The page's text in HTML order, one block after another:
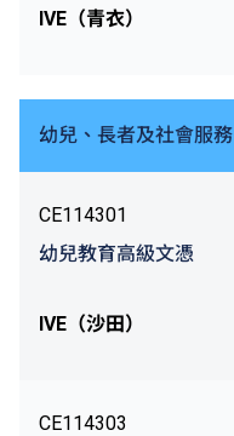
IVE（青衣）
幼兒、長者及社會服務
CE114301
幼兒教育高級文憑
IVE（沙田）
CE114303